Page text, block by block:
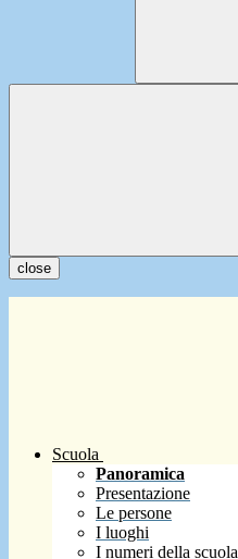
close
Scuola
Panoramica
Presentazione
Le persone
I luoghi
I numeri della scuola